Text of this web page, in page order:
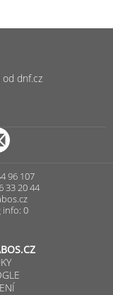
dnf.cz
96 107
33 20 44
info: 0